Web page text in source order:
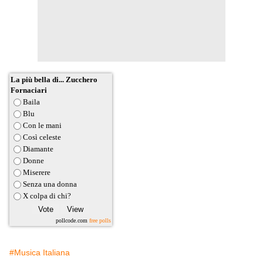
La più bella di... Zucchero
Fornaciari
Baila
Blu
Con le mani
Così celeste
Diamante
Donne
Miserere
Senza una donna
X colpa di chi?
pollcode.com free polls
#Musica Italiana